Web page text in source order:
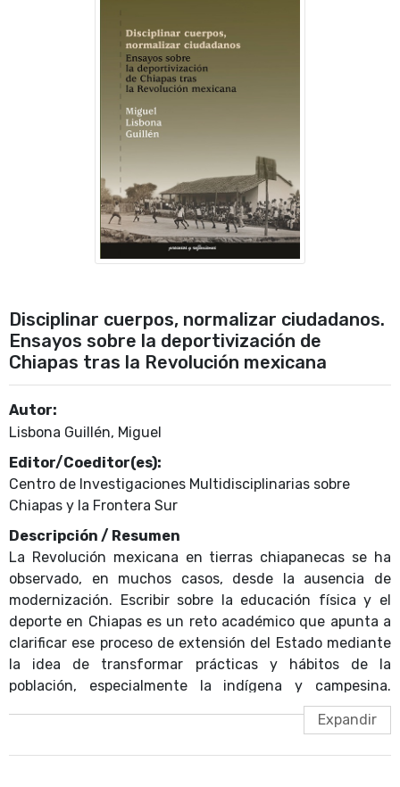
Disciplinar cuerpos, normalizar ciudadanos.
Ensayos sobre la deportivización de
Chiapas tras la Revolución mexicana
Autor:
Lisbona Guillén, Miguel
Editor/Coeditor(es):
Centro de Investigaciones Multidisciplinarias sobre
Chiapas y la Frontera Sur
Descripción / Resumen
La Revolución mexicana en tierras chiapanecas se ha
observado, en muchos casos, desde la ausencia de
modernización. Escribir sobre la educación física y el
deporte en Chiapas es un reto académico que apunta a
clarificar ese proceso de extensión del Estado mediante
la idea de transformar prácticas y hábitos de la
población, especialmente la indígena y campesina.
Romper los hábitos del pasado no es un simple discurso,
sino que se refleja en acciones que involucran los